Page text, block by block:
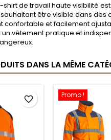
shirt de travail haute visibilité
être visible dans
confortable et facilement
un vêtement pratique et
DANS LA MÊME
favorite_border Promo !